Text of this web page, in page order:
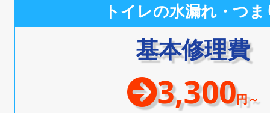
トイレの水漏れ・つま
基本修理費
3,300円～